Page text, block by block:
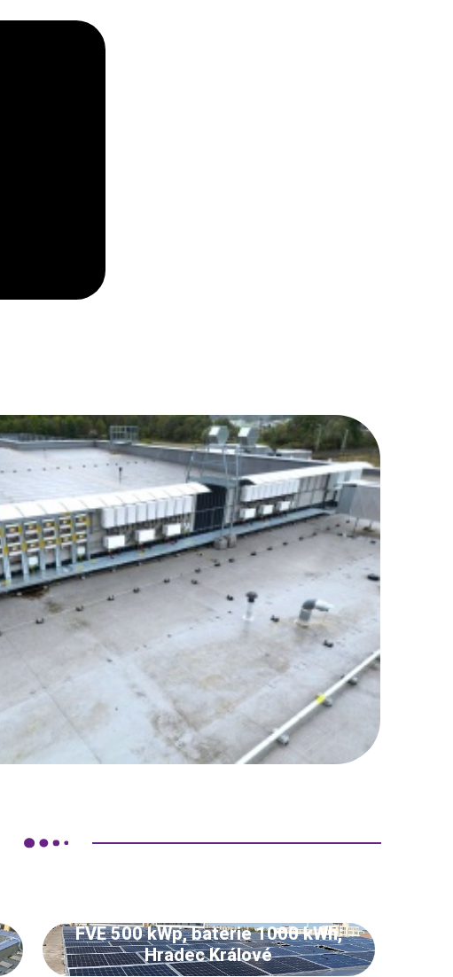
FVE 500 kWp, baterie 1000 kWh,
Hradec Králové